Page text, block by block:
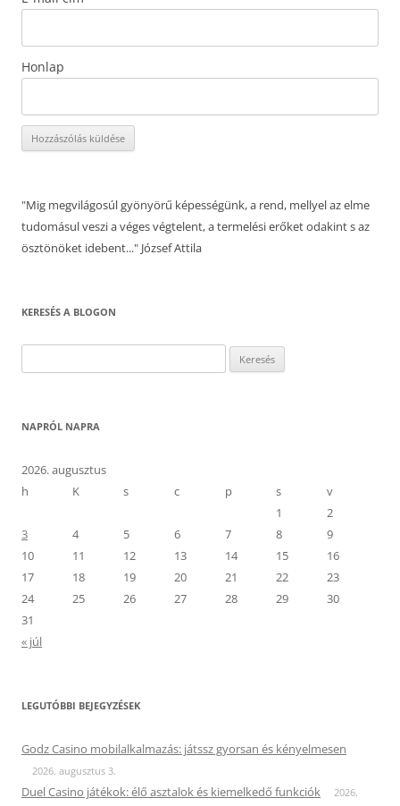
Honlap
"Mig megvilágosúl gyönyörű képességünk, a rend, mellyel az elme
tudomásul veszi a véges végtelent, a termelési erőket odakint s az
ösztönöket idebent..." József Attila
KERESÉS A BLOGON
NAPRÓL NAPRA
2026. augusztus
h
K s c p s
v
1
2
3
4 5 6 7 8
9
10
11 12 13 14 15
16
17
18 19 20 21 22
23
24
25 26 27 28 29
30
31
« júl
LEGUTÓBBI BEJEGYZÉSEK
Godz Casino mobilalkalmazás: játssz gyorsan és kényelmesen
2026. augusztus 3.
Duel Casino játékok: élő asztalok és kiemelkedő funkciók
2026.